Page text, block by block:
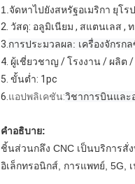
1.จัดหาไปยังสหรัฐอเมริกา ยุโร
2. วัสดุ: อลูมิเนียม , สแตนเลส ,
3.การประมวลผล: เครื่องจักรก
4. ผู้เชี่ยวชาญ / โรงงาน / ผลิต /
5. ขั้นต่ำ: 1pc
6.แอปพลิเคชัน:วิชาการบินและ
คำอธิบาย:
ชิ้นส่วนกลึง CNC เป็นบริการสั่
อิเล็กทรอนิกส์, การแพทย์, 5G,